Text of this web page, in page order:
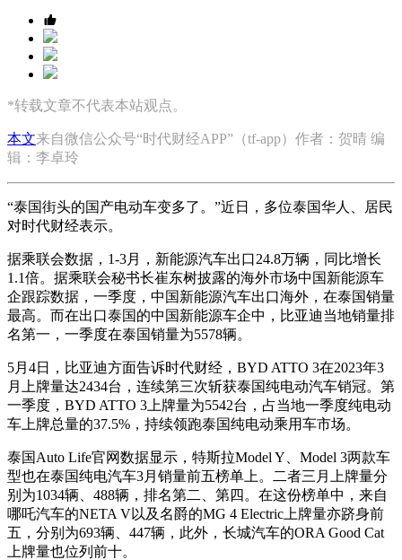
*转载文章不代表本站观点。
本文来自微信公众号“时代财经APP”（tf-app）作者：贺晴 编
辑：李卓玲
“泰国街头的国产电动车变多了。”近日，多位泰国华人、居民
对时代财经表示。
据乘联会数据，1-3月，新能源汽车出口24.8万辆，同比增长
1.1倍。据乘联会秘书长崔东树披露的海外市场中国新能源车
企跟踪数据，一季度，中国新能源汽车出口海外，在泰国销量
最高。而在出口泰国的中国新能源车企中，比亚迪当地销量排
名第一，一季度在泰国销量为5578辆。
5月4日，比亚迪方面告诉时代财经，BYD ATTO 3在2023年3
月上牌量达2434台，连续第三次斩获泰国纯电动汽车销冠。第
一季度，BYD ATTO 3上牌量为5542台，占当地一季度纯电动
车上牌总量的37.5%，持续领跑泰国纯电动乘用车市场。
泰国Auto Life官网数据显示，特斯拉Model Y、Model 3两款车
型也在泰国纯电汽车3月销量前五榜单上。二者三月上牌量分
别为1034辆、488辆，排名第二、第四。在这份榜单中，来自
哪吒汽车的NETA V以及名爵的MG 4 Electric上牌量亦跻身前
五，分别为693辆、447辆，此外，长城汽车的ORA Good Cat
上牌量也位列前十。